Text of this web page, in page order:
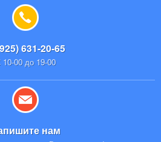
631-20-65
00 до 19-00
нам